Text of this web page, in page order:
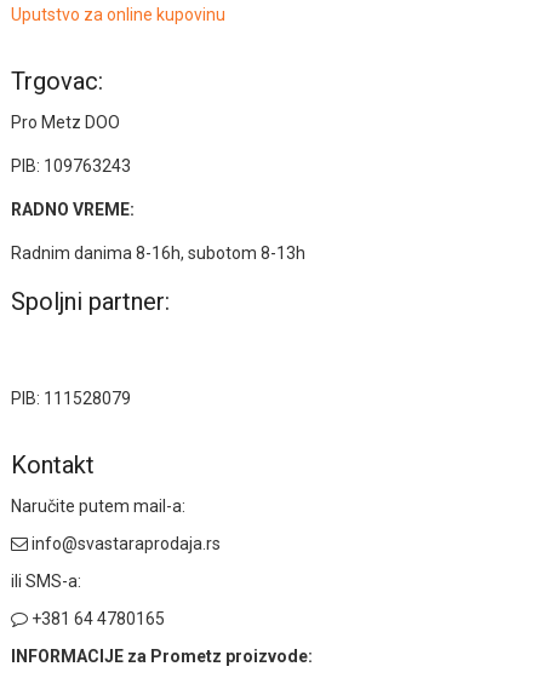
Uputstvo za online kupovinu
Trgovac:
Pro Metz DOO
PIB: 109763243
RADNO VREME:
Radnim danima 8-16h, subotom 8-13h
Spoljni partner:
PIB: 111528079
Kontakt
Naručite putem mail-a:
info@svastaraprodaja.rs
ili SMS-a:
+381 64 4780165
INFORMACIJE za Prometz proizvode: